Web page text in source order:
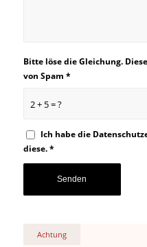
2 + 5 = ?
Bitte löse die Gleichung.
von Spam *
Ich habe die
diese.*
Achtung